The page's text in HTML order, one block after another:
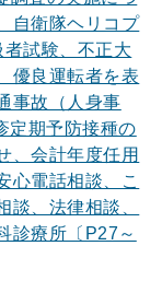
自衛隊ヘリコプ
試験、不正大
優良運転者を表
事故（人身事
定期予防接種の
、会計年度任用
心電話相談、こ
談、法律相談、
診療所〔P27～